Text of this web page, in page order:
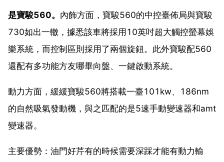
是寶駿560。 內飾方面，寶駿560的中控臺佈局與寶駿
730如出一轍，據悉該車將採用10英吋超大觸控螢幕娛
樂系統，而控制區則採用了兩個旋鈕。此外寶駿配560
還配有多功能方友哪畢向盤、一鍵啟動系統。
動力方面，緩緩寶駿560將搭載一臺101kw、186nm
的自然吸氣發動機，與之匹配的是5速手動變速器和amt
變速器。
主要優勢：油門好芹有的時候需要深踩才能有動力輸